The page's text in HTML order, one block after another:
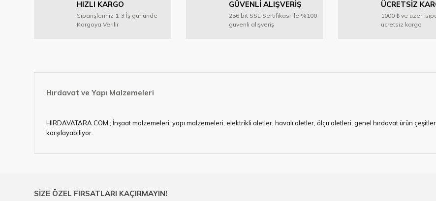
Ürün açıklamasında eksik bilgiler bulunuyor.
Ürün bilgilerinde hatalar bulunuyor.
HIZLI KARGO
Siparişleriniz 1-3 İş gününde
Kargoya Verilir
GÜVENLİ ALIŞVERİŞ
256 bit SSL Sertifikası ile %100
güvenli alışveriş
ÜCRETSİZ
1000 ₺ ve üzeri
ücretsiz kargo
Hırdavat ve Yapı Malzemeleri
HIRDAVATARA.COM ; İnşaat malzemeleri, yapı malzemeleri, elektrikli aletler, havalı aletler, ölçü aletleri, genel hırdavat ürün
karşılayabiliyor.
çelik cetvel, tel fırça, kalem havya, karot uç, pafta takımları, boru kesiciler, çektirme, kablo makası, pürmüz, lazerli mesafe ölçme.
SİZE ÖZEL FIRSATLARI KAÇIRMAYIN!